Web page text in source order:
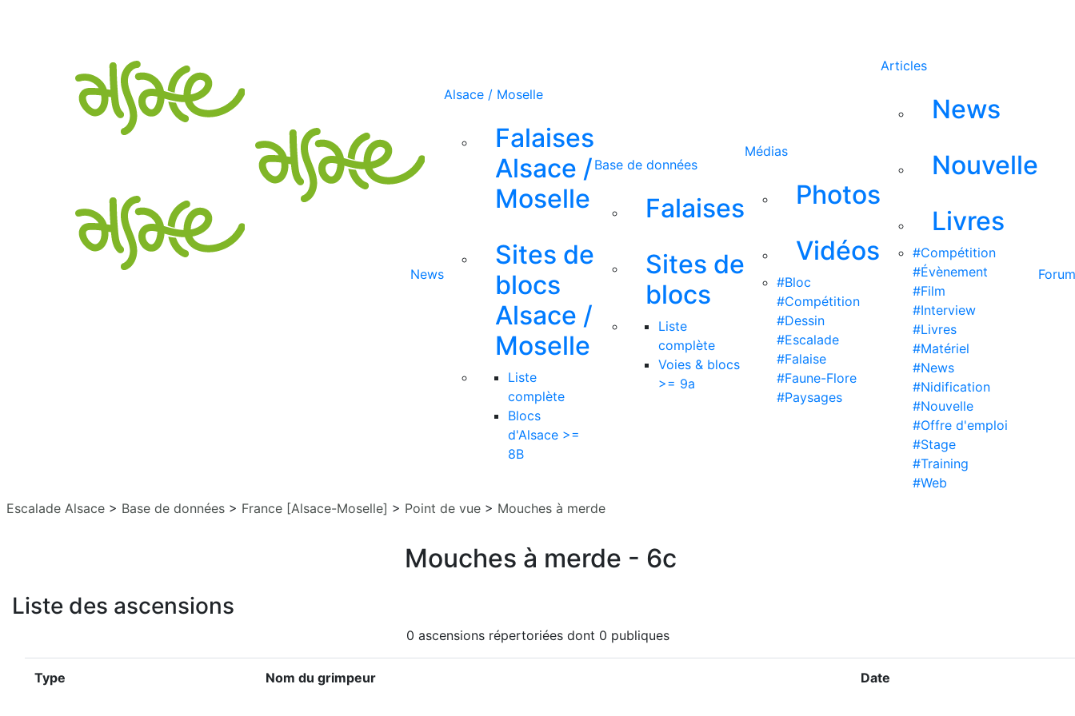
News
Alsace / Moselle
Falaises
Alsace /
Moselle
Sites de
blocs
Alsace /
Moselle
Liste
complète
Blocs
d'Alsace >=
8B
Base de données
Falaises
Sites de
blocs
Liste
complète
Voies & blocs
>= 9a
Médias
Photos
Vidéos
#Bloc
#Compétition
#Dessin
#Escalade
#Falaise
#Faune-Flore
#Paysages
Articles
News
Nouvelle
Livres
#Compétition
#Évènement
#Film
#Interview
#Livres
#Matériel
#News
#Nidification
#Nouvelle
#Offre d'emploi
#Stage
#Training
#Web
Forum
Escalade Alsace > Base de données > France [Alsace-Moselle] > Point de vue > Mouches à merde
Mouches à merde - 6c
Liste des ascensions
0 ascensions répertoriées dont 0 publiques
Type Nom du grimpeur Date